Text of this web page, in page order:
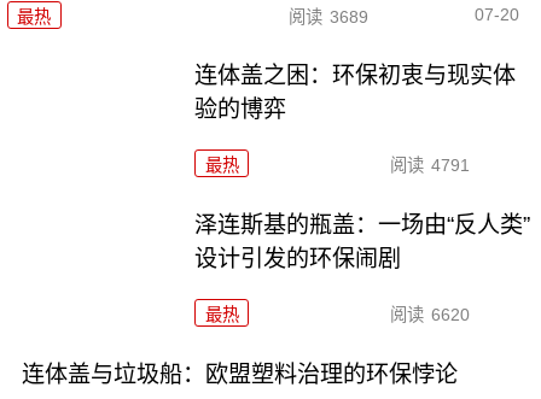
最热 阅读 3689 07-20
连体盖之困：环保初衷与现实体
验的博弈
最热 阅读 4791
泽连斯基的瓶盖：一场由“反人类”
设计引发的环保闹剧
最热 阅读 6620
连体盖与垃圾船：欧盟塑料治理的环保悖论